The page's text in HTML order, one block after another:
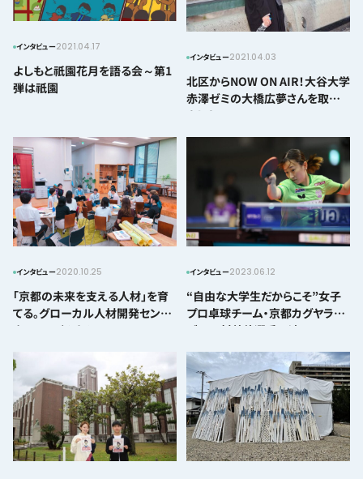
インタビュー2021.04.17
よしもと祇園花月を語る会～第1
弾は祇園
インタビュー2021.04.03
北区からNOW ON AIR！大谷大学
赤澤ゼミの大橋広夢さんを取材し
ました
インタビュー2020.10.25
「京都の未来を支える人材」を育
てる。グローカル人材開発セン
ターってどんなところ？
インタビュー2023.06.12
“自由な大学生だからこそ”女子
プロ卓球チーム・京都カグヤライ
ズの田村美佳選手に迫る